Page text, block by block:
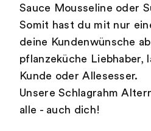
Sauce Mousseline oder
Somit hast du mit nur
deine Kundenwünsche
pflanzeküche Liebhaber,
Kunde oder Allesesser.
Unsere Schlagrahm
alle - auch dich!